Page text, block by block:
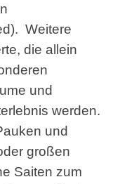
Weitere
die allein
und
werden.
und
großen
Saiten zum